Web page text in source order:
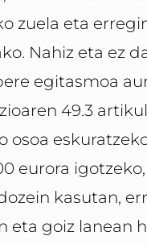
zuela eta
Nahiz eta ez
egitasmoa
49.3
eurora
kasutan,
goiz lanean